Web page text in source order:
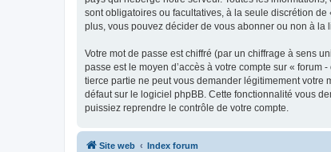
sont obligatoires ou facultatives, à la seule discrétion
plus, vous pouvez décider de vous abonner ou non à
Votre mot de passe est chiffré (par un chiffrage à sens
passe est le moyen d’accès à votre compte sur «
tierce partie ne peut vous demander légitimement votre
défaut sur le logiciel phpBB. Cette fonctionnalité vous
puissiez reprendre le contrôle de votre compte.
Site web Index forum